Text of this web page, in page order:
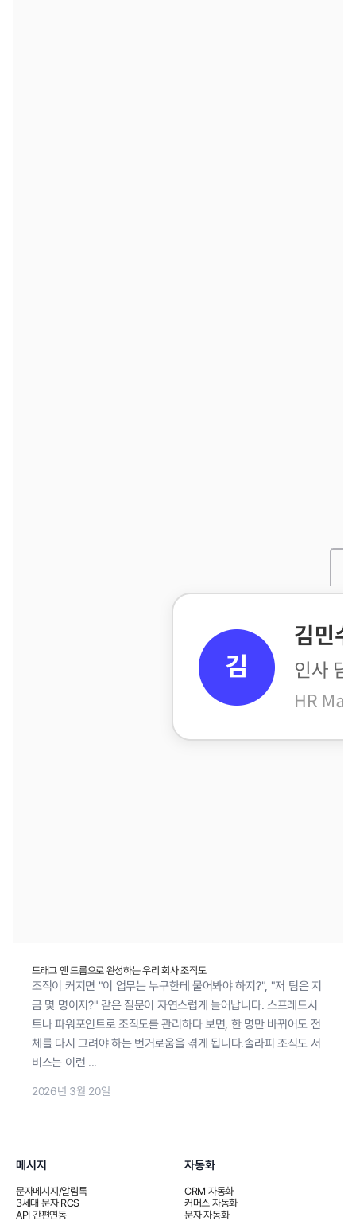
드래그 앤 드롭으로 완성하는 우리 회사 조직도
조직이 커지면 "이 업무는 누구한테 물어봐야 하지?", "저 팀은 지
금 몇 명이지?" 같은 질문이 자연스럽게 늘어납니다. 스프레드시
트나 파워포인트로 조직도를 관리하다 보면, 한 명만 바뀌어도 전
체를 다시 그려야 하는 번거로움을 겪게 됩니다.솔라피 조직도 서
비스는 이런 ...
2026년 3월 20일
메시지
문자메시지/알림톡
3세대 문자 RCS
API 간편연동
자동화
CRM 자동화
커머스 자동화
문자 자동화